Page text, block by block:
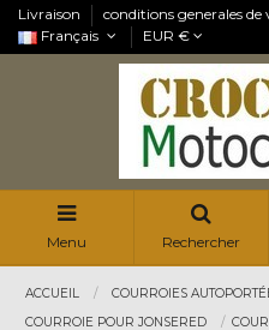
Livraison
conditions generales de
Français
EUR €
Menu Rechercher
ACCUEIL
COURROIES
COURROIE POUR JONSERED